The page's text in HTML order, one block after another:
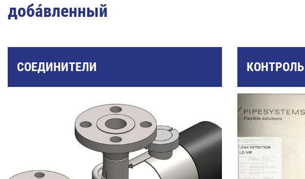
доба́вленный
СОЕДИНИТЕЛИ